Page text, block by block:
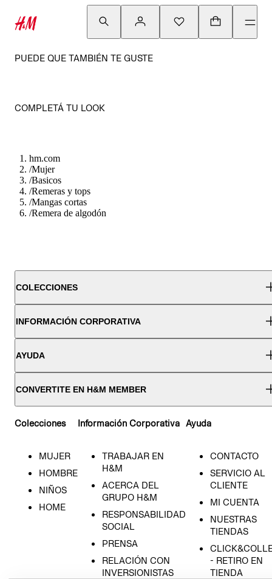
PUEDE QUE TAMBIÉN TE GUSTE
COMPLETÁ TU LOOK
hm.com
/Mujer
/Basicos
/Remeras y tops
/Mangas cortas
/Remera de algodón
COLECCIONES
INFORMACIÓN CORPORATIVA
AYUDA
CONVERTITE EN H&M MEMBER
Colecciones
MUJER
HOMBRE
NIÑOS
HOME
Información Corporativa
TRABAJAR EN
H&M
ACERCA DEL
GRUPO H&M
RESPONSABILIDAD
SOCIAL
PRENSA
RELACIÓN CON
INVERSIONISTAS
Ayuda
CONTACTO
SERVICIO AL
CLIENTE
MI CUENTA
NUESTRAS
TIENDAS
- RETIRO EN
TIENDA